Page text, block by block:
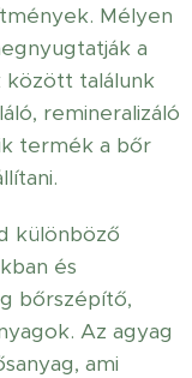
Mélyen
a
között találunk
remineralizáló
termék a bőr
különböző
és
bőrszépítő,
Az agyag
ami